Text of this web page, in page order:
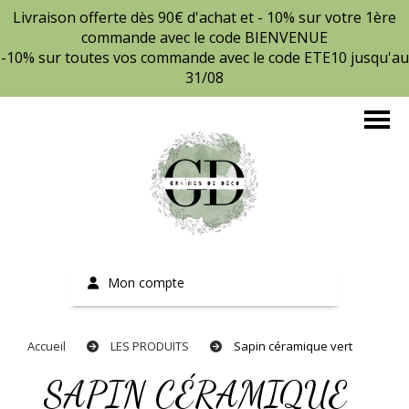
Livraison offerte dès 90€ d'achat et - 10% sur votre 1ère
commande avec le code BIENVENUE
-10% sur toutes vos commande avec le code ETE10 jusqu'au
31/08
Mon compte
Accueil LES PRODUITS Sapin céramique vert
SAPIN CÉRAMIQUE